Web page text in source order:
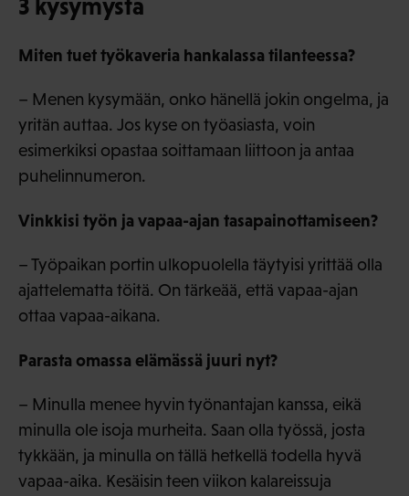
3 kysymystä
Miten tuet työkaveria hankalassa tilanteessa?
– Menen kysymään, onko hänellä jokin ongelma, ja
yritän auttaa. Jos kyse on työasiasta, voin
esimerkiksi opastaa soittamaan liittoon ja antaa
puhelinnumeron.
Vinkkisi työn ja vapaa-ajan tasapainottamiseen?
– Työpaikan portin ulkopuolella täytyisi yrittää olla
ajattelematta töitä. On tärkeää, että vapaa-ajan
ottaa vapaa-aikana.
Parasta omassa elämässä juuri nyt?
– Minulla menee hyvin työnantajan kanssa, eikä
minulla ole isoja murheita. Saan olla työssä, josta
tykkään, ja minulla on tällä hetkellä todella hyvä
vapaa-aika. Kesäisin teen viikon kalareissuja